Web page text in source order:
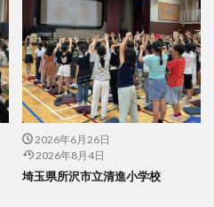
2026年6月26日
2026年8月4日
埼玉県所沢市立清進小学校